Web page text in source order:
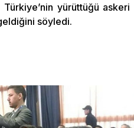
yürüttüğü
söyledi.